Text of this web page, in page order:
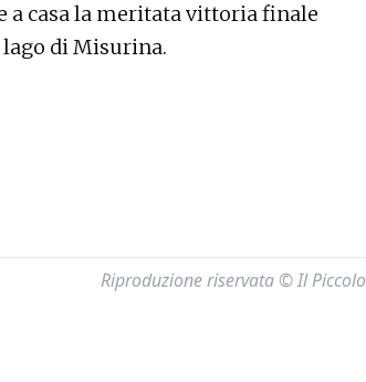
a casa la meritata vittoria finale
di Misurina.
Riproduzione riservata © Il Piccolo